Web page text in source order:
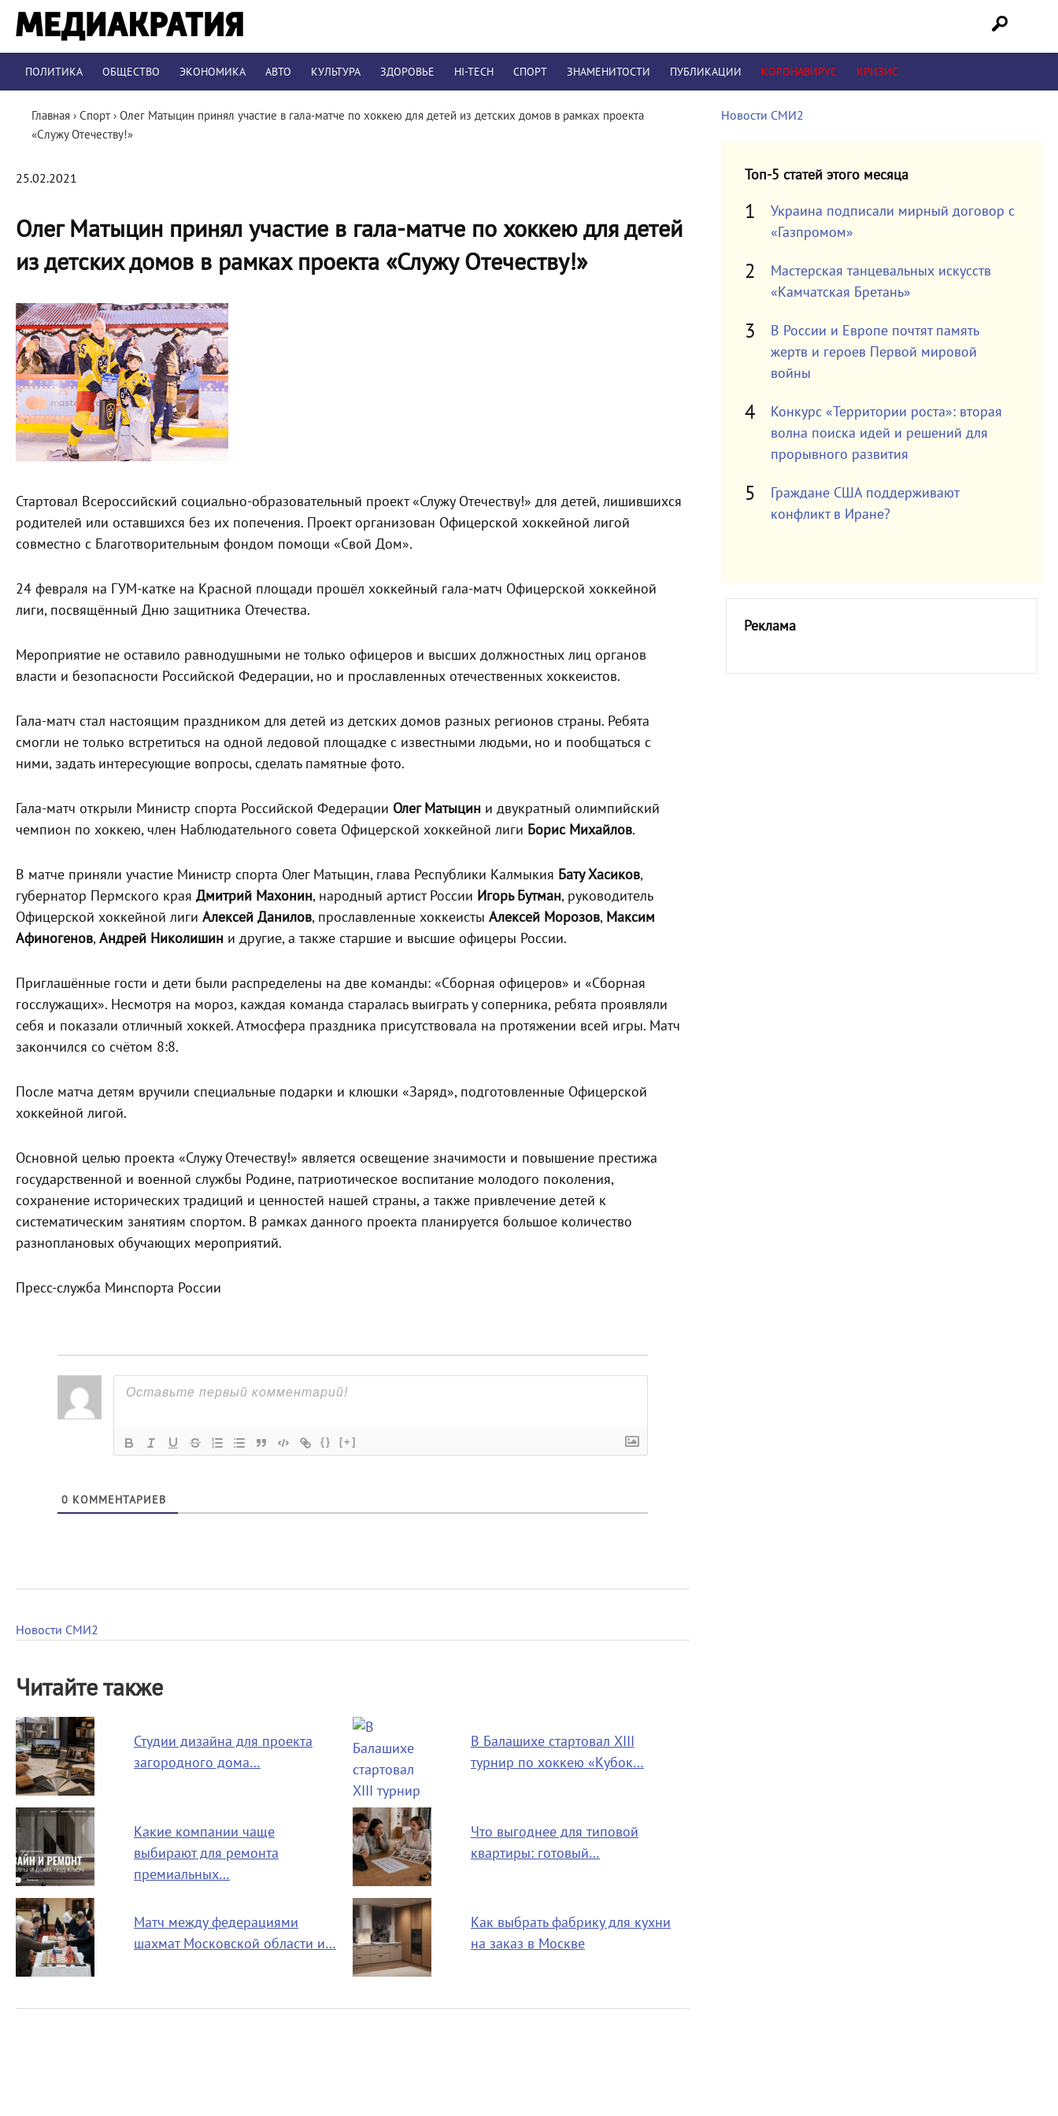
ПОЛИТИКА ОБЩЕСТВО ЭКОНОМИКА АВТО КУЛЬТУРА ЗДОРОВЬЕ HI-TECH СПОРТ ЗНАМЕНИТОСТИ ПУБЛИКАЦИИ КОРОНАВИРУС КРИЗИС
Главная › Спорт › Олег Матыцин принял участие в гала-матче по хоккею для детей из детских домов в рамках проекта
«Служу Отечеству!»
25.02.2021
Олег Матыцин принял участие в гала-матче по хоккею для детей
из детских домов в рамках проекта «Служу Отечеству!»
Стартовал Всероссийский социально-образовательный проект «Служу Отечеству!» для детей, лишившихся
родителей или оставшихся без их попечения. Проект организован Офицерской хоккейной лигой
совместно с Благотворительным фондом помощи «Свой Дом».
24 февраля на ГУМ-катке на Красной площади прошёл хоккейный гала-матч Офицерской хоккейной
лиги, посвящённый Дню защитника Отечества.
Мероприятие не оставило равнодушными не только офицеров и высших должностных лиц органов
власти и безопасности Российской Федерации, но и прославленных отечественных хоккеистов.
Гала-матч стал настоящим праздником для детей из детских домов разных регионов страны. Ребята
смогли не только встретиться на одной ледовой площадке с известными людьми, но и пообщаться с
ними, задать интересующие вопросы, сделать памятные фото.
Гала-матч открыли Министр спорта Российской Федерации Олег Матыцин и двукратный олимпийский
чемпион по хоккею, член Наблюдательного совета Офицерской хоккейной лиги Борис Михайлов.
В матче приняли участие Министр спорта Олег Матыцин, глава Республики Калмыкия Бату Хасиков,
губернатор Пермского края Дмитрий Махонин, народный артист России Игорь Бутман, руководитель
Офицерской хоккейной лиги Алексей Данилов, прославленные хоккеисты Алексей Морозов, Максим
Афиногенов,Андрей Николишин и другие, а также старшие и высшие офицеры России.
Приглашённые гости и дети были распределены на две команды: «Сборная офицеров» и «Сборная
госслужащих». Несмотря на мороз, каждая команда старалась выиграть у соперника, ребята проявляли
себя и показали отличный хоккей. Атмосфера праздника присутствовала на протяжении всей игры. Матч
закончился со счётом 8:8.
После матча детям вручили специальные подарки и клюшки «Заряд», подготовленные Офицерской
хоккейной лигой.
Основной целью проекта «Служу Отечеству!» является освещение значимости и повышение престижа
государственной и военной службы Родине, патриотическое воспитание молодого поколения,
сохранение исторических традиций и ценностей нашей страны, а также привлечение детей к
систематическим занятиям спортом. В рамках данного проекта планируется большое количество
разноплановых обучающих мероприятий.
Пресс-служба Минспорта России
{} [+]
0 КОММЕНТАРИЕВ
Новости СМИ2
Читайте также
Студии дизайна для проекта
загородного дома…
В Балашихе стартовал XIII
турнир по хоккею «Кубок…
Какие компании чаще
выбирают для ремонта
премиальных…
Что выгоднее для типовой
квартиры: готовый…
Матч между федерациями
шахмат Московской области и…
Как выбрать фабрику для кухни
на заказ в Москве
Новости СМИ2
Топ-5 статей этого месяца
Украина подписали мирный договор с
«Газпромом»
Мастерская танцевальных искусств
«Камчатская Бретань»
В России и Европе почтят память
жертв и героев Первой мировой
войны
Конкурс «Территории роста»: вторая
волна поиска идей и решений для
прорывного развития
Граждане США поддерживают
конфликт в Иране?
Реклама